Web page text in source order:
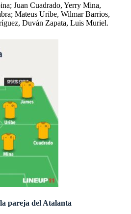
Juan Cuadrado, Yerry Mina,
Mateus Uribe, Wilmar Barrios,
Duván Zapata, Luis Muriel.
pareja del Atalanta